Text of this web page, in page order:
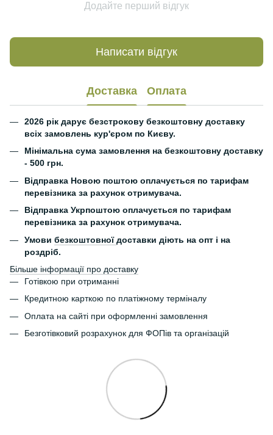
Додайте перший відгук
Написати відгук
Доставка Оплата
2026 рік дарує безстрокову безкоштовну доставку
всіх замовлень кур'єром по Києву.
Мінімальна сума замовлення на безкоштовну доставку
- 500 грн.
Відправка Новою поштою оплачується по тарифам
перевізника за рахунок отримувача.
Відправка Укрпоштою оплачується по тарифам
перевізника за рахунок отримувача.
Умови безкоштовноїдоставки діють на опт і на
роздріб.
Більше інформації про доставку
Готівкою при отриманні
Кредитною карткою по платіжному терміналу
Оплата на сайті при оформленні замовлення
Безготівковий розрахунок для ФОПів та організацій